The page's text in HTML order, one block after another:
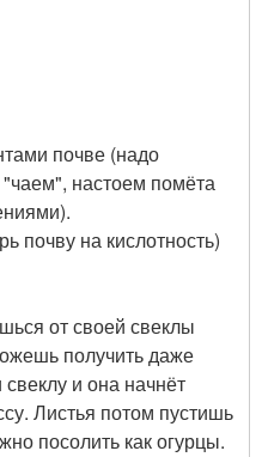
почве (надо
настоем помёта
почву на кислотность)
от своей свеклы
получить даже
и она начнёт
Листья потом пустишь
посолить как огурцы.